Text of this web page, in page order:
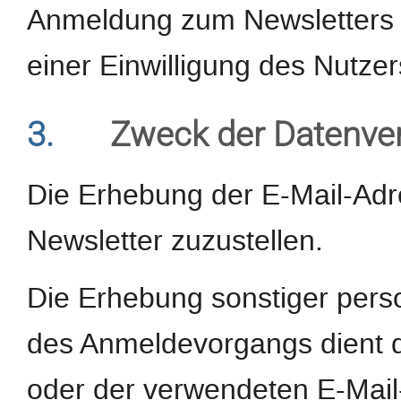
Anmeldung zum
einer Einwilligung des
3. Zweck der
Die Erhebung der E-Mail-
Newsletter zuzustellen.
Die Erhebung sonstiger
des Anmeldevorgangs dient
oder der verwendeten E-